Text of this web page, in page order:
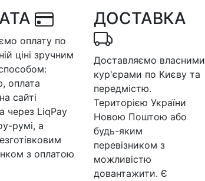
оплату по
ціні зручним
оплата
сайті
через LiqPay
румі, а
з оплатою
ДОСТАВКА
Доставляємо власними
кур'єрами по Києву та
передмістю.
Територією України
Новою Поштою або
будь-яким
перевізником з
можливістю
довантажити. Є